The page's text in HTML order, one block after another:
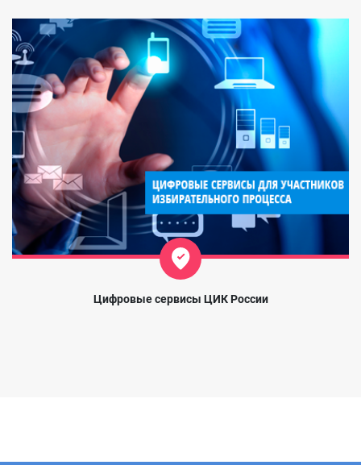
Цифровые сервисы ЦИК России